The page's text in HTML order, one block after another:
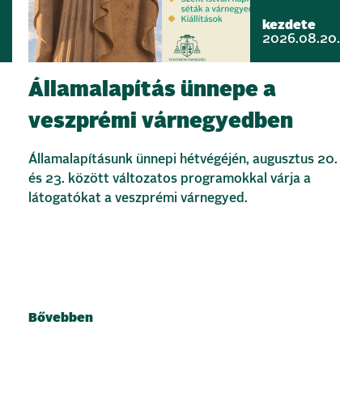
kezdete
2026.08.20.
Államalapítás ünnepe a
veszprémi várnegyedben
Államalapításunk ünnepi hétvégéjén, augusztus 20.
és 23. között változatos programokkal várja a
látogatókat a veszprémi várnegyed.
Bővebben